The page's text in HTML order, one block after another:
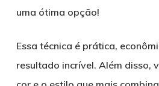
uma ótima opção!
Essa técnica é prática,
resultado incrível. Além disso,